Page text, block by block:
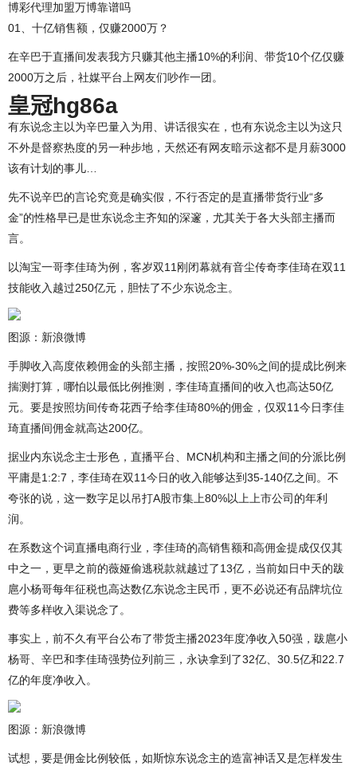
博彩代理加盟万博靠谱吗
01、十亿销售额，仅赚2000万？
在辛巴于直播间发表我方只赚其他主播10%的利润、带货10个亿仅赚
2000万之后，社媒平台上网友们吵作一团。
皇冠hg86a
有东说念主以为辛巴量入为用、讲话很实在，也有东说念主以为这只
不外是督察热度的另一种步地，天然还有网友暗示这都不是月薪3000
该有计划的事儿…
先不说辛巴的言论究竟是确实假，不行否定的是直播带货行业“多
金”的性格早已是世东说念主齐知的深邃，尤其关于各大头部主播而
言。
以淘宝一哥李佳琦为例，客岁双11刚闭幕就有音尘传奇李佳琦在双11
技能收入越过250亿元，胆怯了不少东说念主。
图源：新浪微博
手脚收入高度依赖佣金的头部主播，按照20%-30%之间的提成比例来
揣测打算，哪怕以最低比例推测，李佳琦直播间的收入也高达50亿
元。要是按照坊间传奇花西子给李佳琦80%的佣金，仅双11今日李佳
琦直播间佣金就高达200亿。
据业内东说念主士形色，直播平台、MCN机构和主播之间的分派比例
平庸是1:2:7，李佳琦在双11今日的收入能够达到35-140亿之间。不
夸张的说，这一数字足以吊打A股市集上80%以上上市公司的年利
润。
在系数这个词直播电商行业，李佳琦的高销售额和高佣金提成仅仅其
中之一，更早之前的薇娅偷逃税款就越过了13亿，当前如日中天的跋
扈小杨哥每年征税也高达数亿东说念主民币，更不必说还有品牌坑位
费等多样收入渠说念了。
事实上，前不久有平台公布了带货主播2023年度净收入50强，跋扈小
杨哥、辛巴和李佳琦强势位列前三，永诀拿到了32亿、30.5亿和22.7
亿的年度净收入。
图源：新浪微博
试想，要是佣金比例较低，如斯惊东说念主的造富神话又是怎样发生